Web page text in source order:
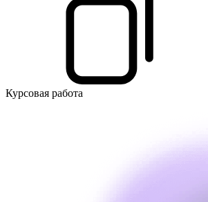
Курсовая работа